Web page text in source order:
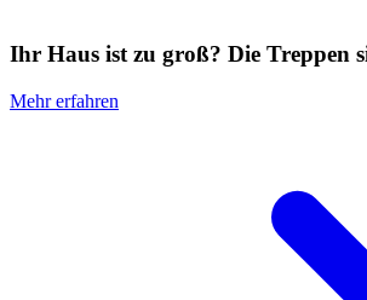
Ihr Haus ist zu groß? Die Treppen
Mehr erfahren